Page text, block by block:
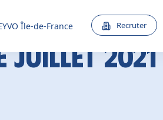
Île-de-France Recruter
juillet 2021